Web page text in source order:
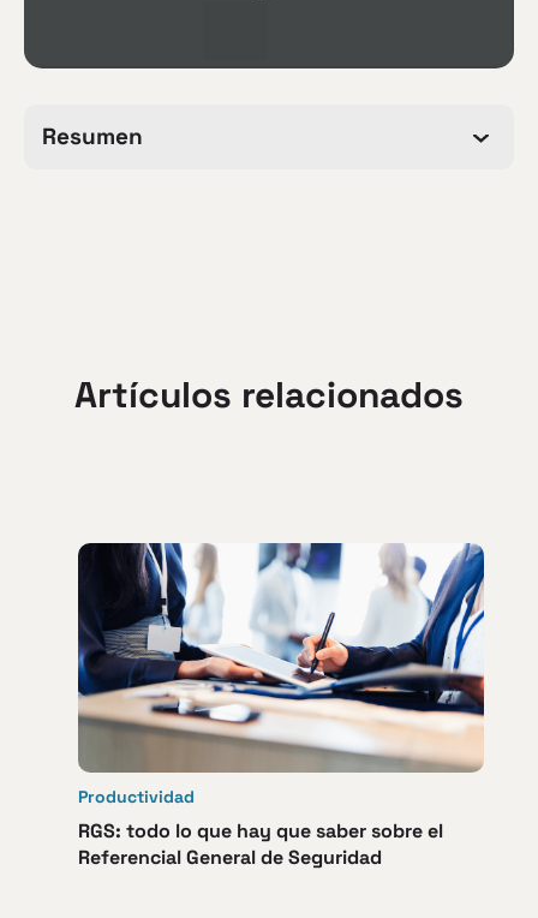
Resumen
Artículos relacionados
Productividad
RGS: todo lo que hay que saber sobre el
Referencial General de Seguridad